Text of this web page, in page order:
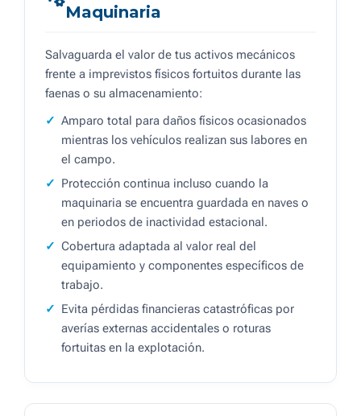
Maquinaria
Salvaguarda el valor de tus activos mecánicos
frente a imprevistos físicos fortuitos durante las
faenas o su almacenamiento:
Amparo total para daños físicos ocasionados
mientras los vehículos realizan sus labores en
el campo.
Protección continua incluso cuando la
maquinaria se encuentra guardada en naves o
en periodos de inactividad estacional.
Cobertura adaptada al valor real del
equipamiento y componentes específicos de
trabajo.
Evita pérdidas financieras catastróficas por
averías externas accidentales o roturas
fortuitas en la explotación.